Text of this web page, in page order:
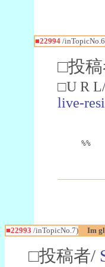
■22994/
□投
□U R
live-
%%
■22993 /inTopicNo.7) Im
□投稿者/